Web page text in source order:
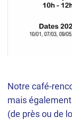
Notre café-
mais
(de près ou de